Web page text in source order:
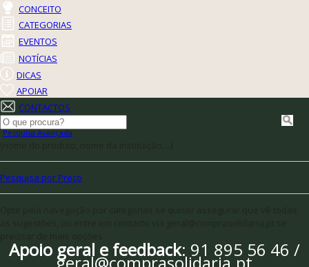
CONCEITO
CATEGORIAS
EVENTOS
NOTÍCIAS
DICAS
APOIAR
CONTACTOS
Pesquisa Avançada
Pesquisa por Preço
Apoio geral e feedback: 91 895 56 46 /